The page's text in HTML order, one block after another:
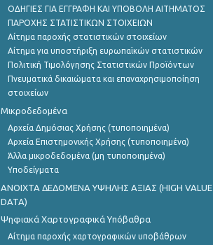
ΟΔΗΓΙΕΣ ΓΙΑ ΕΓΓΡΑΦΗ ΚΑΙ ΥΠΟΒΟΛΗ ΑΙΤΗΜΑΤΟΣ
ΠΑΡΟΧΗΣ ΣΤΑΤΙΣΤΙΚΩΝ ΣΤΟΙΧΕΙΩΝ
Αίτημα παροχής στατιστικών στοιχείων
Αίτημα για υποστήριξη ευρωπαϊκών στατιστικών
Πολιτική Τιμολόγησης Στατιστικών Προϊόντων
Πνευματικά δικαιώματα και επαναχρησιμοποίηση
στοιχείων
Μικροδεδομένα
Αρχεία Δημόσιας Χρήσης (τυποποιημένα)
Αρχεία Επιστημονικής Χρήσης (τυποποιημένα)
Άλλα μικροδεδομένα (μη τυποποιημένα)
Υποδείγματα
ANOIXTA ΔΕΔΟΜΕΝΑ ΥΨΗΛΗΣ ΑΞΙΑΣ (HIGH VALUE
DATA)
Ψηφιακά Χαρτογραφικά Υπόβαθρα
Αίτημα παροχής χαρτογραφικών υποβάθρων